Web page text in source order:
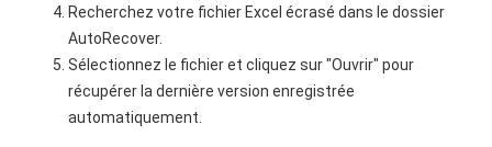
Recherchez votre fichier Excel écrasé dans le dossier
AutoRecover.
Sélectionnez le fichier et cliquez sur "Ouvrir" pour
récupérer la dernière version enregistrée
automatiquement.